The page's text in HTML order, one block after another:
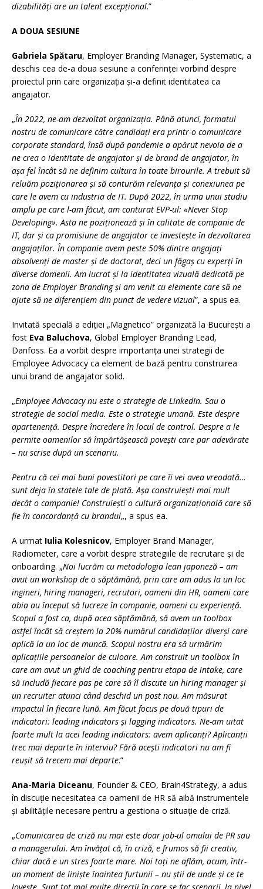
dizabilități are un talent excepțional.”
A DOUA SESIUNE
Gabriela Spătaru, Employer Branding Manager, Systematic, a
deschis cea de-a doua sesiune a conferinței vorbind despre
proiectul prin care organizația și-a definit identitatea ca
angajator.
„În 2022, ne-am dezvoltat organizația. Până atunci, formatul
nostru de comunicare către candidați era printr-o comunicare
corporate standard, însă după pandemie a apărut nevoia de a
ne crea o identitate de angajator și de brand de angajator, în
așa fel încât să ne definim cultura în toate birourile. A trebuit să
reluăm poziționarea și să conturăm relevanța și conexiunea pe
care le avem cu industria de IT. După 2022, în urma unui studiu
amplu pe care l-am făcut, am conturat EVP-ul: «Never Stop
Developing». Asta ne poziționează și în calitate de companie de
IT, dar și ca promisiune de angajator ce investește în dezvoltarea
angajaților. În companie avem peste 50% dintre angajați
absolvenți de master și de doctorat, deci un făgaș cu experți în
diverse domenii. Am lucrat și la identitatea vizuală dedicată pe
zona de Employer Branding și am venit cu elemente care să ne
ajute să ne diferențiem din punct de vedere vizual”, a spus ea.
Invitată specială a ediției „Magnetico” organizată la București a
fost Eva Baluchova, Global Employer Branding Lead,
Danfoss. Ea a vorbit despre importanța unei strategii de
Employee Advocacy ca element de bază pentru construirea
unui brand de angajator solid.
„Employee Advocacy nu este o strategie de LinkedIn. Sau o
strategie de social media. Este o strategie umană. Este despre
apartenență. Despre încredere în locul de control. Despre a le
permite oamenilor să împărtășească povești care par adevărate
– nu scrise după un scenariu.
Pentru că cei mai buni povestitori pe care îi vei avea vreodată…
sunt deja în statele tale de plată. Așa construiești mai mult
decât o campanie! Construiești o cultură organizațională care să
fie în concordanță cu brandul„, a spus ea.
A urmat Iulia Kolesnicov, Employer Brand Manager,
Radiometer, care a vorbit despre strategiile de recrutare și de
onboarding. „Noi lucrăm cu metodologia lean japoneză – am
avut un workshop de o săptămână, prin care am adus la un loc
ingineri, hiring manageri, recrutori, oameni din HR, oameni care
abia au început să lucreze în companie, oameni cu experiență.
Scopul a fost ca, după acea săptămână, să avem un toolbox
astfel încât să creștem la 20% numărul candidaților diverși care
aplică la un loc de muncă. Scopul nostru era să urmărim
aplicațiile persoanelor de culoare. Am construit un toolbox în
care am avut un ghid de coaching pentru etapa de intake, care
să includă fiecare pas pe care să îl discute un hiring manager și
un recruiter atunci când deschid un post nou. Am măsurat
impactul în fiecare lună. Am făcut focus pe două tipuri de
indicatori: leading indicators și lagging indicators. Ne-am uitat
foarte mult la acei leading indicators: avem aplicanți? Aplicanții
trec mai departe în interviu? Fără acești indicatori nu am fi
reușit să trecem mai departe.”
Ana-Maria Diceanu, Founder & CEO, Brain4Strategy, a adus
în discuție necesitatea ca oamenii de HR să aibă instrumentele
și abilitățile necesare pentru a gestiona o situație de criză.
„Comunicarea de criză nu mai este doar job-ul omului de PR sau
a managerului. Am învățat că, în criză, e frumos să fii creativ,
chiar dacă e un stres foarte mare. Noi toți ne aflăm, acum, într-
un moment de liniște înaintea furtunii – nu știi de unde și ce te